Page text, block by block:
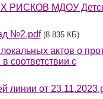
МДОУ
№2.pdf (8 835 КБ)
актов о
соответствии с
линии от